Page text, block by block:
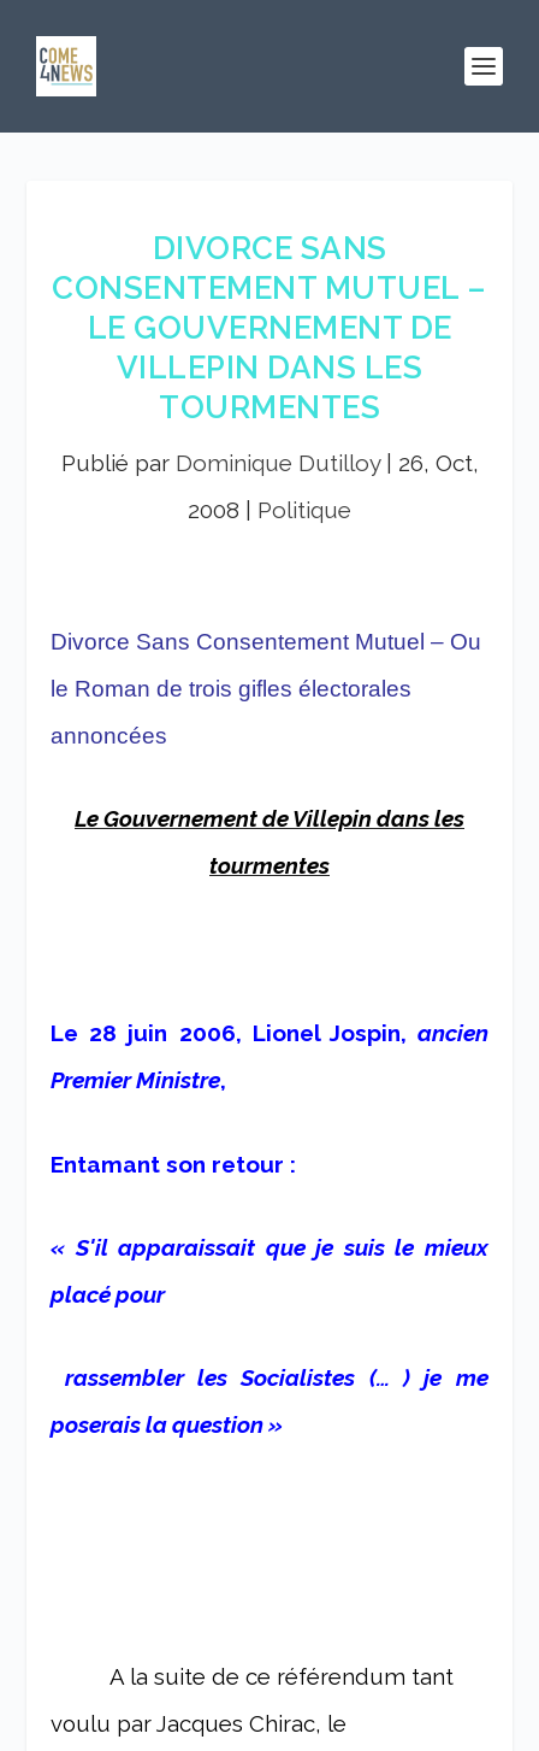
DIVORCE SANS
CONSENTEMENT MUTUEL –
LE GOUVERNEMENT DE
VILLEPIN DANS LES
TOURMENTES
Publié par Dominique Dutilloy| 26, Oct,
2008
Politique
Divorce Sans Consentement Mutuel – Ou
le Roman de trois gifles électorales
annoncées
Le Gouvernement de Villepin dans les
tourmentes
Le 28 juin 2006, Lionel Jospin, ancien
Premier Ministre,
Entamant son retour :
« S'il apparaissait que je suis le mieux
placé pour
rassembler les Socialistes (… ) je me
poserais la question »
A la suite de ce référendum tant
voulu par Jacques Chirac, le